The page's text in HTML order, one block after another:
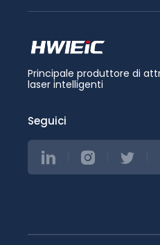
Principale produttore di
laser intelligenti
Seguici